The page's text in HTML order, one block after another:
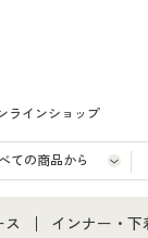
ラインショップ
ス インナー・下